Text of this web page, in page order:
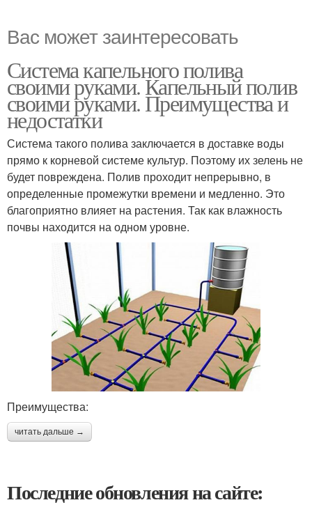
Вас может заинтересовать
Система капельного полива
своими руками. Капельный полив
своими руками. Преимущества и
недостатки
Система такого полива заключается в доставке воды
прямо к корневой системе культур. Поэтому их зелень не
будет повреждена. Полив проходит непрерывно, в
определенные промежутки времени и медленно. Это
благоприятно влияет на растения. Так как влажность
почвы находится на одном уровне.
Преимущества:
читать дальше →
Последние обновления на сайте: